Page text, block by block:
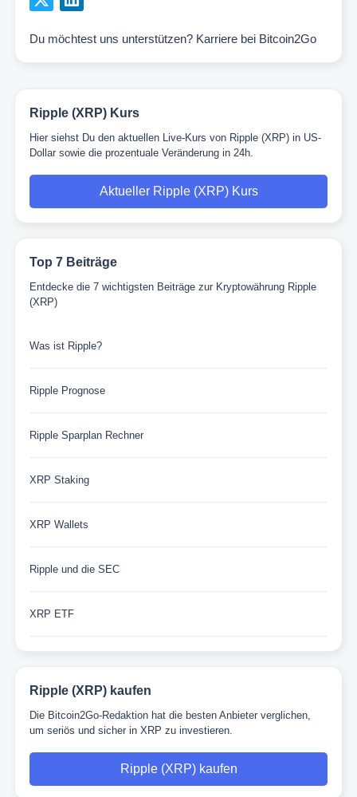
Du möchtest uns unterstützen? Karriere bei Bitcoin2Go
Ripple (XRP) Kurs
Hier siehst Du den aktuellen Live-Kurs von Ripple (XRP) in US-
Dollar sowie die prozentuale Veränderung in 24h.
Aktueller Ripple (XRP) Kurs
Top 7 Beiträge
Entdecke die 7 wichtigsten Beiträge zur Kryptowährung Ripple
(XRP)
Was ist Ripple?
Ripple Prognose
Ripple Sparplan Rechner
XRP Staking
XRP Wallets
Ripple und die SEC
XRP ETF
Ripple (XRP) kaufen
Die Bitcoin2Go-Redaktion hat die besten Anbieter verglichen,
um seriös und sicher in XRP zu investieren.
Ripple (XRP) kaufen